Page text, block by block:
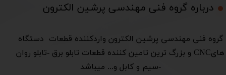
درباره گروه فنی مهندسی پرشین الکترون​​​​​​​
​گروه فنی مهندسی پرشین الکترون واردکننده قطعات دستگاه
هایCNC و بزرگ ترین تامین کننده قطعات تابلو برق -تابلو روان
-سیم و کابل و... میباشد